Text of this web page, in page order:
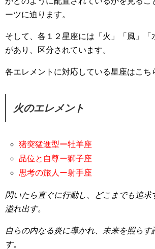
ーツに迫ります。
そして、各１２星座には「火」「風」「
があり、区分されています。
各エレメントに対応している星座はこち
火のエレメント
猪突猛進型ー牡羊座
品位と自尊ー獅子座
思考の旅人ー射手座
閃いたら直ぐに行動し、どこまでも追求
溢れ出す。
自らの内なる炎に導かれ、未来を照らす
す。